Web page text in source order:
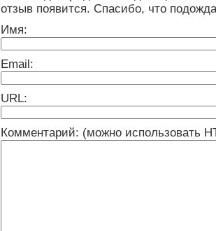
отзыв появится. Спасибо, что
Имя:
Email:
URL:
Комментарий: (можно использовать